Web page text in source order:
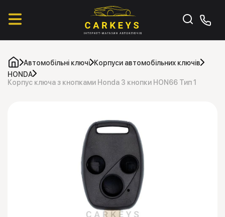
Автомобільні ключі
Корпуси автомобільних ключів
HONDA
Корпус ключа з кнопками Honda 3 кнопки HON66 Тип 1